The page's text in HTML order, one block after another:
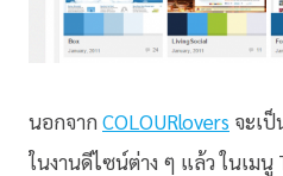
นอกจาก COLOURlovers จะเ
ในงานดีไซน์ต่าง ๆ แล้ว ในเมนู